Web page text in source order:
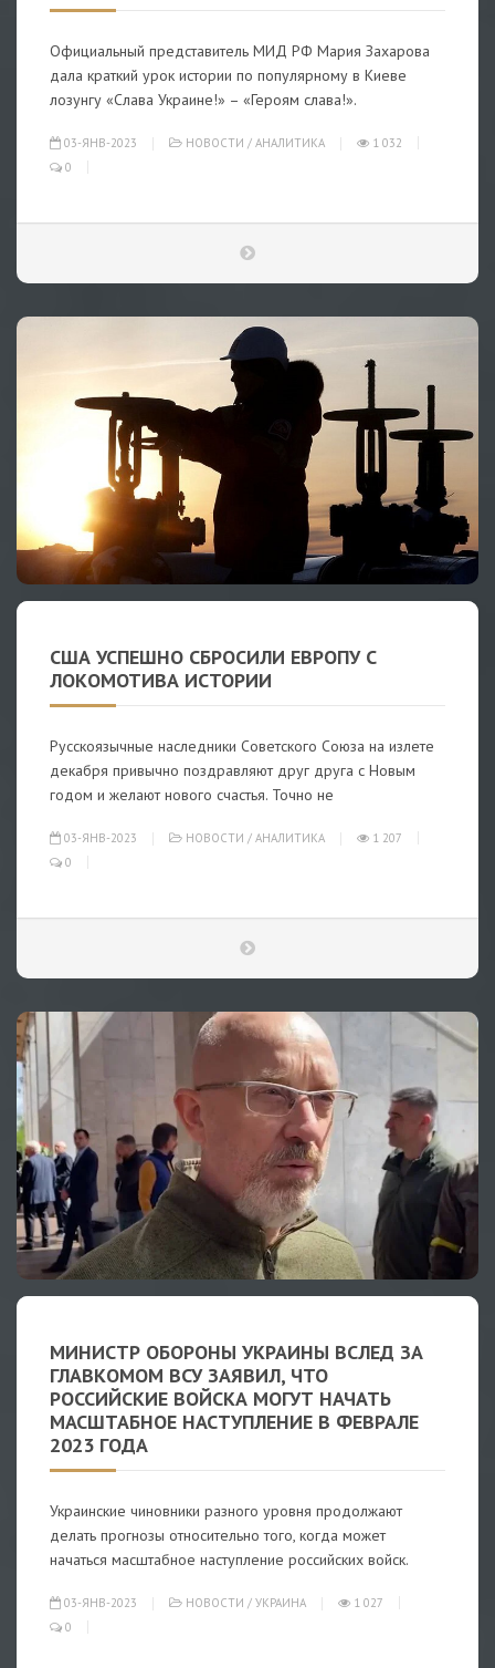
Официальный представитель МИД РФ Мария Захарова
дала краткий урок истории по популярному в Киеве
лозунгу «Слава Украине!» – «Героям слава!».
03-ЯНВ-2023 НОВОСТИ / АНАЛИТИКА
1 032
0
США УСПЕШНО СБРОСИЛИ ЕВРОПУ С
ЛОКОМОТИВА ИСТОРИИ
Русскоязычные наследники Советского Союза на излете
декабря привычно поздравляют друг друга с Новым
годом и желают нового счастья. Точно не
03-ЯНВ-2023 НОВОСТИ / АНАЛИТИКА
1 207
0
МИНИСТР ОБОРОНЫ УКРАИНЫ ВСЛЕД ЗА
ГЛАВКОМОМ ВСУ ЗАЯВИЛ, ЧТО
РОССИЙСКИЕ ВОЙСКА МОГУТ НАЧАТЬ
МАСШТАБНОЕ НАСТУПЛЕНИЕ В ФЕВРАЛЕ
2023 ГОДА
Украинские чиновники разного уровня продолжают
делать прогнозы относительно того, когда может
начаться масштабное наступление российских войск.
03-ЯНВ-2023 НОВОСТИ / УКРАИНА
1 027
0